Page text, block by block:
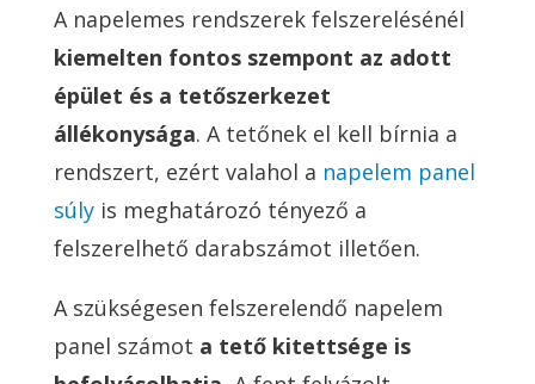
A napelemes rendszerek felszerelésénél
kiemelten fontos szempont az adott
épület és a tetőszerkezet
állékonysága. A tetőnek el kell bírnia a
rendszert, ezért valahol a napelem panel
súlyis meghatározó tényező a
felszerelhető darabszámot illetően.
A szükségesen felszerelendő napelem
panel számot a tető kitettsége is